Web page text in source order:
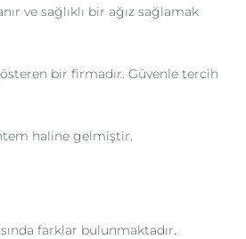
ve sağlıklı bir ağız sağlamak
bir firmadır. Güvenle tercih
haline gelmiştir.
farklar bulunmaktadır.